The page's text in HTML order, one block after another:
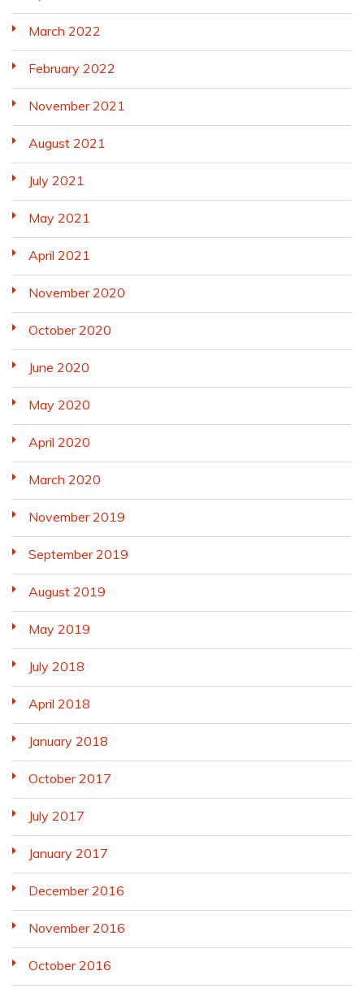
March 2022
February 2022
November 2021
August 2021
July 2021
May 2021
April 2021
November 2020
October 2020
June 2020
May 2020
April 2020
March 2020
November 2019
September 2019
August 2019
May 2019
July 2018
April 2018
January 2018
October 2017
July 2017
January 2017
December 2016
November 2016
October 2016